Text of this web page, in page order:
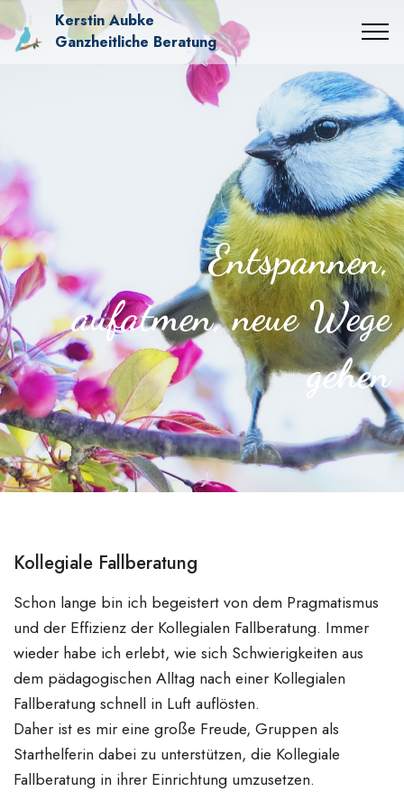
Kerstin Aubke
Ganzheitliche Beratung
Entspannen,
aufatmen, neue Wege
gehen
Kollegiale Fallberatung
Schon lange bin ich begeistert von dem Pragmatismus
und der Effizienz der Kollegialen Fallberatung. Immer
wieder habe ich erlebt, wie sich Schwierigkeiten aus
dem pädagogischen Alltag nach einer Kollegialen
Fallberatung schnell in Luft auflösten.
Daher ist es mir eine große Freude, Gruppen als
Starthelferin dabei zu unterstützen, die Kollegiale
Fallberatung in ihrer Einrichtung umzusetzen.